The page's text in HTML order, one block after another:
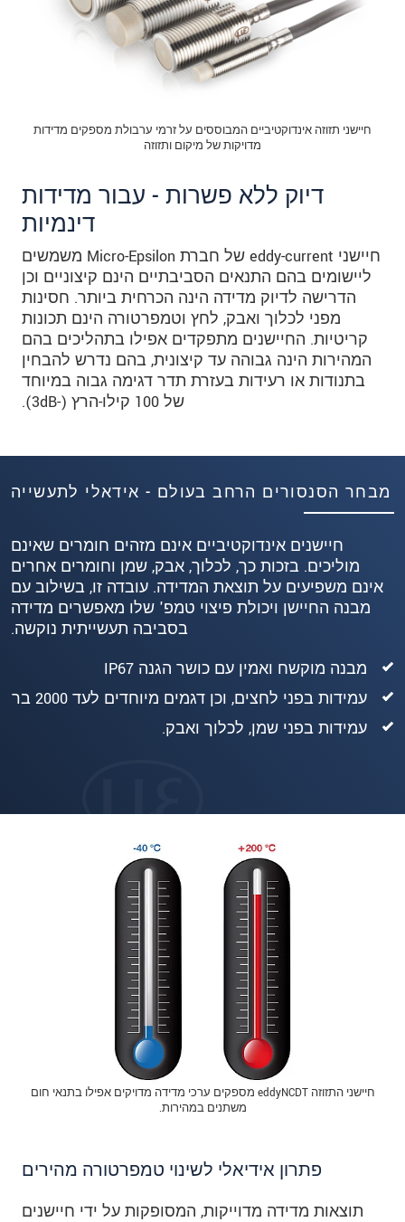
דיוק ללא פשרות - עבור מדידות
דינמיות
חיישני eddy-current של חברת Micro-Epsilon משמשים
ליישומים בהם התנאים הסביבתיים הינם קיצוניים וכן
הדרישה לדיוק מדידה הינה הכרחית ביותר. חסינות
מפני לכלוך ואבק, לחץ וטמפרטורה הינם תכונות
קריטיות. החיישנים מתפקדים אפילו בתהליכים בהם
המהירות הינה גבוהה עד קיצונית, בהם נדרש להבחין
בתנודות או רעידות בעזרת תדר דגימה גבוה במיוחד
של 100 קילו-הרץ (-3dB).
חיישני תזוזה אינדוקטיביים המבוססים על זרמי ערבולת מספקים מדידות
מדויקות של מיקום ותזוזה
מבחר הסנסורים הרחב בעולם - אידאלי לתעשייה
חיישנים אינדוקטיביים אינם מזהים חומרים שאינם
מוליכים. בזכות כך, לכלוך, אבק, שמן וחומרים אחרים
אינם משפיעים על תוצאת המדידה. עובדה זו, בשילוב עם
מבנה החיישן ויכולת פיצוי טמפ' שלו מאפשרים מדידה
בסביבה תעשייתית נוקשה.
מבנה מוקשח ואמין עם כושר הגנה IP67
עמידות בפני לחצים, וכן דגמים מיוחדים לעד 2000 בר
עמידות בפני שמן, לכלוך ואבק.
חיישני התזוזה eddyNCDT מספקים ערכי מדידה מדויקים אפילו בתנאי חום
משתנים במהירות.
פתרון אידיאלי לשינוי טמפרטורה מהירים
תוצאות מדידה מדוייקות, המסופקות על ידי חיישנים